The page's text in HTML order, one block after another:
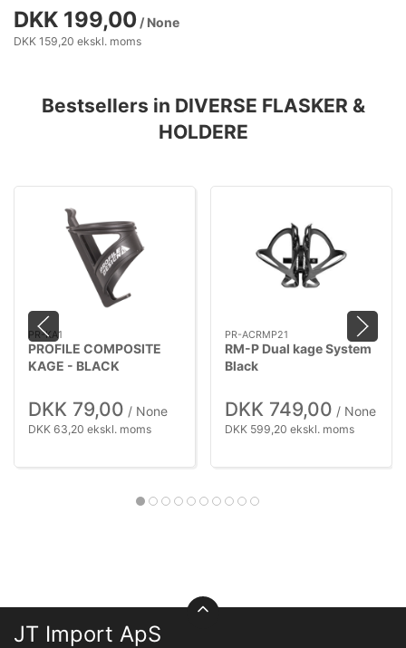
DKK 199,00 / None
DKK 159,20 ekskl. moms
Bestsellers in DIVERSE FLASKER &
HOLDERE
PR-KA1
PROFILE COMPOSITE
KAGE - BLACK
DKK 79,00 / None
DKK 63,20 ekskl. moms
PR-ACRMP21
RM-P Dual kage System
Black
DKK 749,00 / None
DKK 599,20 ekskl. moms
JT Import ApS